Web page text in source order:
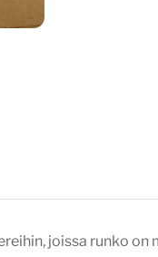
joissa runko on